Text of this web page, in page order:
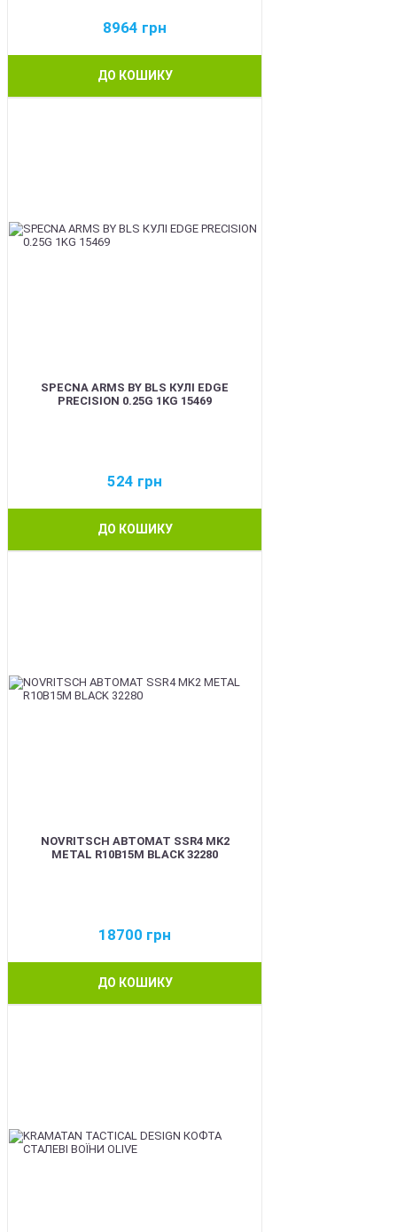
8964 грн
ДО КОШИКУ
SPECNA ARMS BY BLS КУЛІ EDGE
PRECISION 0.25G 1KG 15469
524 грн
ДО КОШИКУ
NOVRITSCH АВТОМАТ SSR4 MK2
METAL R10B15M BLACK 32280
18700 грн
ДО КОШИКУ